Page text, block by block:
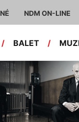
NDM ON-LINE
/ BALET /